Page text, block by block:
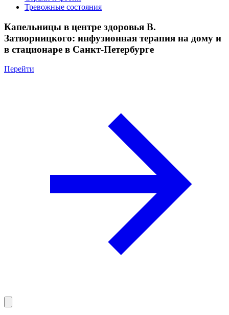
Тревожные состояния
Капельницы в центре здоровья В.
Затворницкого: инфузионная терапия на дому и
в стационаре в Санкт-Петербурге
Перейти